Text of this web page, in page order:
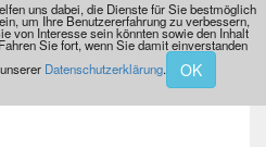
uns dabei, die Dienste für Sie bestmöglich
um Ihre Benutzererfahrung zu verbessern,
von Interesse sein könnten sowie den Inhalt
Sie fort, wenn Sie damit einverstanden
Datenschutzerklärung. OK